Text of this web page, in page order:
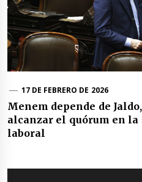
17 DE FEBRERO DE 2026
Menem depende de
alcanzar el quórum en la
laboral
Navegación